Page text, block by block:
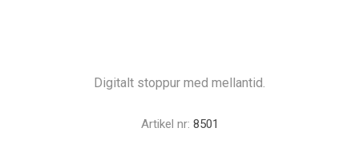
Digitalt stoppur med mellantid.
Artikel nr: 8501